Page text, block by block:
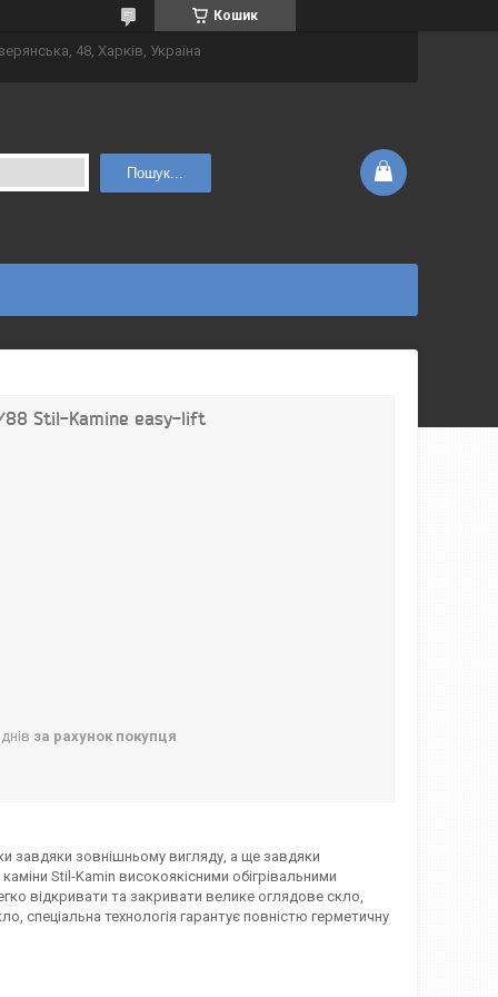
Кошик
48, Харків, Україна
Пошук...
88 Stil-Kamine easy-lift
за рахунок покупця
завдяки зовнішньому вигляду, а ще завдяки
Stil-Kamin високоякісними обігрівальними
відкривати та закривати велике оглядове скло,
спеціальна технологія гарантує повністю герметичну